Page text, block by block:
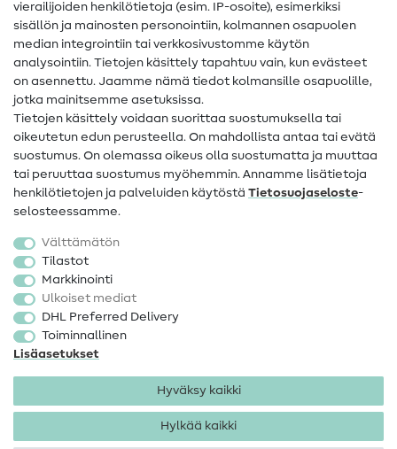
Ompeluohjeet
Apua ja yhteystiedot
Yhteystiedot
Tietoa omistajanvaihdoksesta
Peruutusoikeus
Suosittu
Kankaat
Ompelutarvikkeet
Ale
vierailijoiden henkilötietoja (esim. IP-osoite), esimerkiksi
sisällön ja mainosten personointiin, kolmannen osapuolen
median integrointiin tai verkkosivustomme käytön
analysointiin. Tietojen käsittely tapahtuu vain, kun evästeet
on asennettu. Jaamme nämä tiedot kolmansille osapuolille,
jotka mainitsemme asetuksissa.
Tietojen käsittely voidaan suorittaa suostumuksella tai
oikeutetun edun perusteella. On mahdollista antaa tai evätä
suostumus. On olemassa oikeus olla suostumatta ja muuttaa
tai peruuttaa suostumus myöhemmin. Annamme lisätietoja
henkilötietojen ja palveluiden käytöstä Tietosuojaseloste-
selosteessamme.
Välttämätön
Tilastot
Markkinointi
Ulkoiset mediat
DHL Preferred Delivery
Toiminnallinen
Lisäasetukset
Hyväksy kaikki
Hylkää kaikki
Tietosuoja
Käyttöehdot